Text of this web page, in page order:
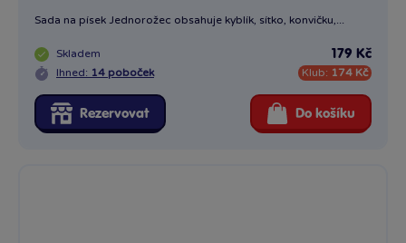
Sada na písek Jednorožec obsahuje kyblík, sítko, konvičku,...
Skladem
Ihned: 14 poboček
179 Kč
Klub: 174 Kč
Rezervovat Do košíku